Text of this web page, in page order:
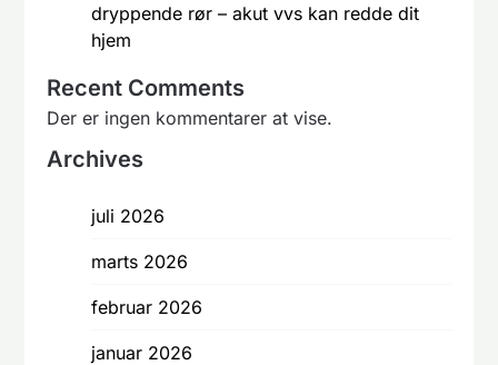
dryppende rør – akut vvs kan redde dit
hjem
Recent Comments
Der er ingen kommentarer at vise.
Archives
juli 2026
marts 2026
februar 2026
januar 2026